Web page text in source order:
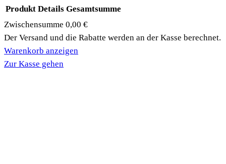
Produkte
im
Produkt Details Gesamtsumme
Zwischensumme 0,00 €
Der Versand und die Rabatte werden an der Kasse berechnet.
Warenkorb anzeigen
Zur Kasse gehen